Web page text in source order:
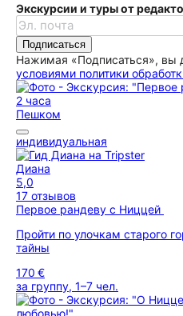
Экскурсии и туры от
Подписаться
Нажимая «Подписаться», вы
условиями политики
2 часа
Пешком
индивидуальная
Диана
5,0
17 отзывов
Первое рандеву с Ниццей
Пройти по улочкам старого
тайны
170 €
за группу, 1–7 чел.